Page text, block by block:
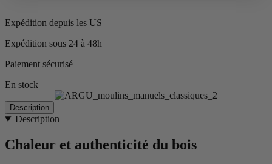
Expédition depuis les US
Expédition sous 24 à 48h
Paiement sécurisé
En stock
Description
Description
Chaleur et authenticité du bois